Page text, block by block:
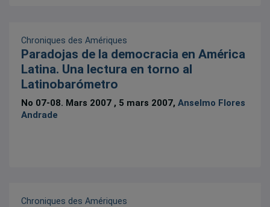
Chroniques des Amériques
Paradojas de la democracia en América
Latina. Una lectura en torno al
Latinobarómetro
No 07-08. Mars 2007 , 5 mars 2007,Anselmo Flores
Andrade
Chroniques des Amériques